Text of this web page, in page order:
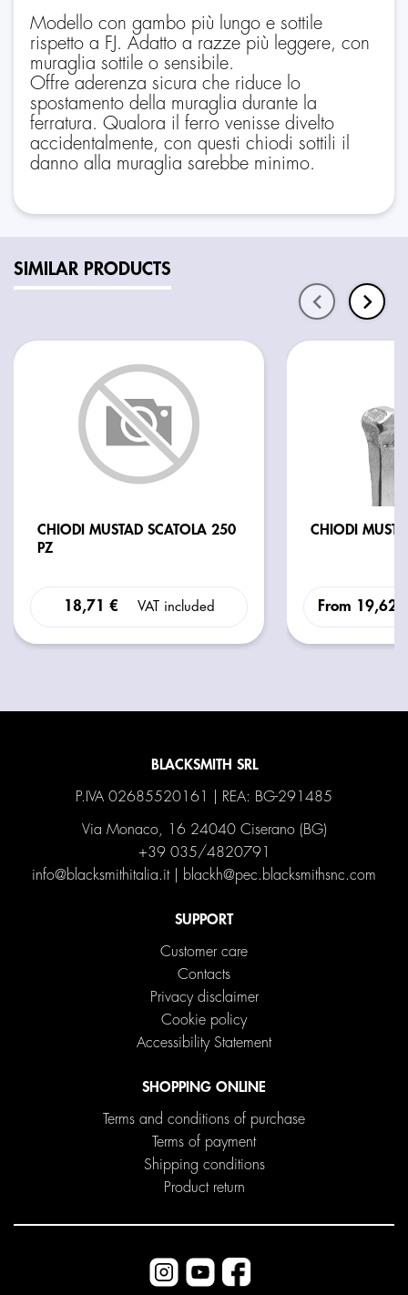
Modello con gambo più lungo e sottile
rispetto a FJ. Adatto a razze più leggere, con
muraglia sottile o sensibile.
Offre aderenza sicura che riduce lo
spostamento della muraglia durante la
ferratura. Qualora il ferro venisse divelto
accidentalmente, con questi chiodi sottili il
danno alla muraglia sarebbe minimo.
SIMILAR PRODUCTS
CHIODI MUSTAD SCATOLA 250
PZ
18,71 € VAT included From 19,62
BLACKSMITH SRL
P.IVA 02685520161 | REA: BG-291485
Via Monaco, 16 24040 Ciserano (BG)
+39 035/4820791
info@blacksmithitalia.it| blackh@pec.blacksmithsnc.com
SUPPORT
Customer care
Contacts
Privacy disclaimer
Cookie policy
Accessibility Statement
SHOPPING ONLINE
Terms and conditions of purchase
Terms of payment
Shipping conditions
Product return